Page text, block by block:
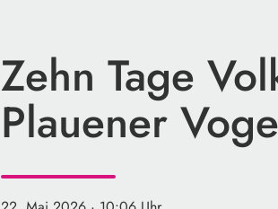
Zehn Tage
Plauener